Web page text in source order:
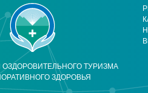
ТУРИЗМА
ЗДОРОВЬЯ